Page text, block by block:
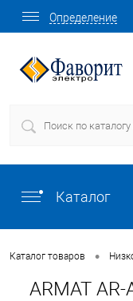
Определение
Каталог
Каталог товаров •
ARMAT